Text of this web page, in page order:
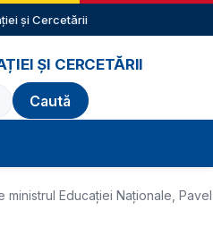
și Cercetării
ȘI CERCETĂRII
Educației Naționale, Pavel